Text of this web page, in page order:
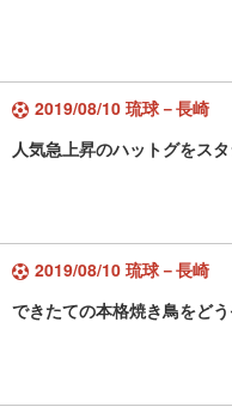
2019/08/10 琉球－長崎
人気急上昇のハットグをス
2019/08/10 琉球－長崎
できたての本格焼き鳥をど